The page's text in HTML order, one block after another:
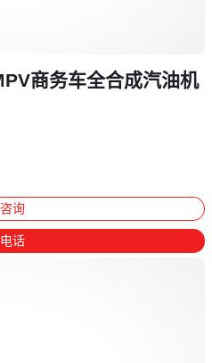
商务车全合成汽油机
咨询
电话